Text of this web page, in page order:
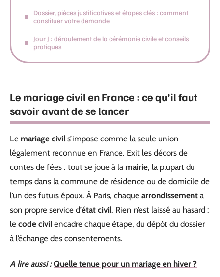
Dossier, pièces justificatives et étapes clés : comment
constituer votre demande
Jour J : déroulement de la cérémonie civile et conseils
pratiques
Le mariage civil en France : ce qu’il faut
savoir avant de se lancer
Le mariage civil s’impose comme la seule union
légalement reconnue en France. Exit les décors de
contes de fées : tout se joue à la mairie, la plupart du
temps dans la commune de résidence ou de domicile de
l’un des futurs époux. À Paris, chaque arrondissement a
son propre service d’état civil. Rien n’est laissé au hasard :
le code civil encadre chaque étape, du dépôt du dossier
à l’échange des consentements.
A lire aussi : Quelle tenue pour un mariage en hiver ?